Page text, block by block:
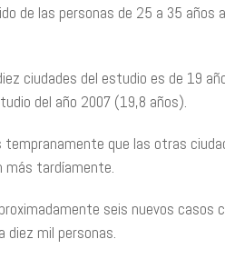
de las personas de 25 a 35 años
ciudades del estudio es de 19
del año 2007 (19,8 años).
tempranamente que las otras
más tardíamente.
seis nuevos casos
diez mil personas.